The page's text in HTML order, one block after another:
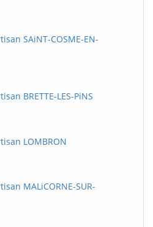
SAiNT-COSME-EN-
BRETTE-LES-PiNS
LOMBRON
MALiCORNE-SUR-